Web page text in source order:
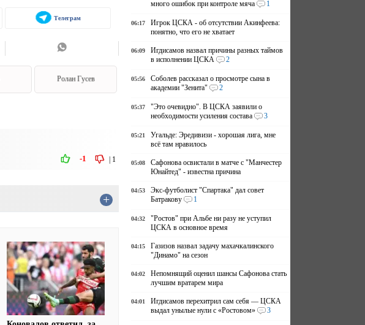
Телеграм
Ролан Гусев
| 1
-1
+
много ошибок при контроле мяча
1
06:17
Игрок ЦСКА - об отсутствии Акинфеева:
понятно, что его не хватает
06:09
Игдисамов назвал причины разных таймов
в исполнении ЦСКА
2
05:56
Соболев рассказал о просмотре сына в
академии "Зенита"
2
05:37
"Это очевидно". В ЦСКА заявили о
необходимости усиления состава
3
05:21
Угальде: Эредивизи - хорошая лига, мне
всё там нравилось
05:08
Сафонова освистали в матче с "Манчестер
Юнайтед" - известна причина
04:53
Экс-футболист "Спартака" дал совет
Батракову
1
04:32
"Ростов" при Альбе ни разу не уступил
ЦСКА в основное время
04:15
Газизов назвал задачу махачкалинского
"Динамо" на сезон
04:02
Непомнящий оценил шансы Сафонова стать
лучшим вратарем мира
04:01
Игдисамов перехитрил сам себя — ЦСКА
выдал унылые нули с «Ростовом»
3